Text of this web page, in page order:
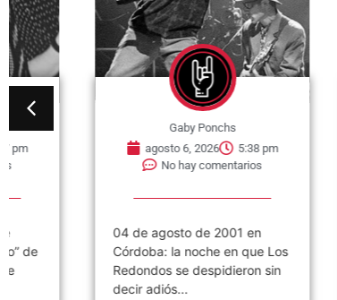
agosto 6, 2026
5:38 pm
No hay comentarios
04 de agosto de 2001 en
Córdoba: la noche en que Los
Redondos se despidieron sin
decir adiós...